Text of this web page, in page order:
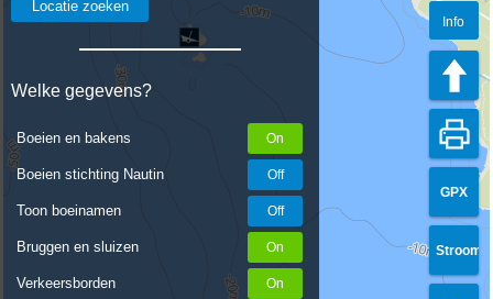
Welke gegevens?
Boeien en bakens
Boeien stichting Nautin
Toon boeinamen
Bruggen en sluizen
Verkeersborden
GPX
Stroom
Info